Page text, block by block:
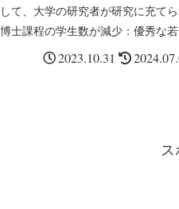
て、大学の研究者が研究に充て
士課程の学生数が減少：優秀な若
ないという研究環境の3つの問題が
2023.10.31